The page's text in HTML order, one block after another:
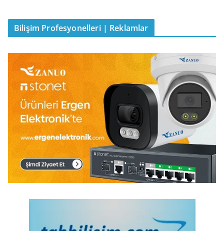
Bilişim Profesyonelleri | Reklamlar